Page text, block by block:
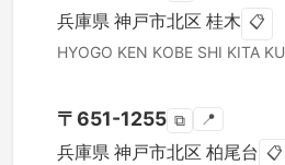
兵庫県 神戸市北区 桂木 📋
HYOGO KEN KOBE SHI KITA KU
〒651-1255 ⧉ 📍
兵庫県 神戸市北区 柏尾台 📋